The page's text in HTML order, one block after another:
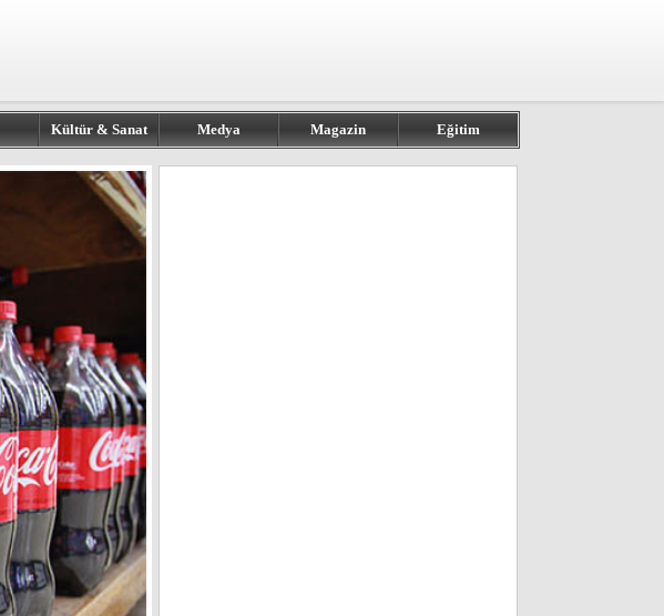
Kültür & Sanat Medya Magazin Eğitim